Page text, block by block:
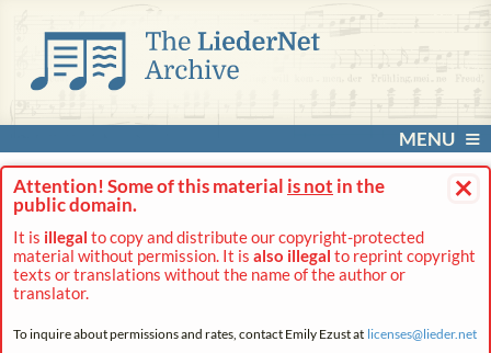
MENU
×
Attention! Some of this material is not in the
public domain.
It is illegal to copy and distribute our copyright-protected
material without permission. It is also illegal to reprint copyright
texts or translations without the name of the author or
translator.
To inquire about permissions and rates, contact Emily Ezust at licenses@lieder.net